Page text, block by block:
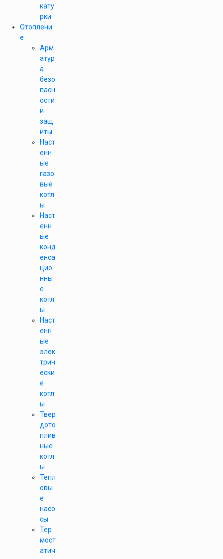
кату
рки
Отоплени
е
Арм
атур
а
безо
пасн
ости
и
защ
иты
Наст
енн
ые
газо
вые
котл
ы
Наст
енн
ые
конд
енса
цио
нны
е
котл
ы
Наст
енн
ые
элек
трич
ески
е
котл
ы
Твер
дото
плив
ные
котл
ы
Тепл
овы
е
насо
сы
Тер
мост
атич